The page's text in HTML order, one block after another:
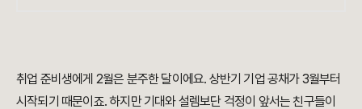
취업 준비생에게 2월은 분주한 달이에요. 상반기 기업 공채가 3월부터
시작되기 때문이죠. 하지만 기대와 설렘보단 걱정이 앞서는 친구들이